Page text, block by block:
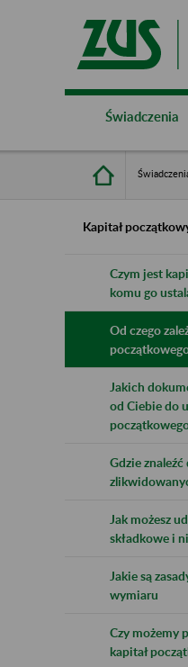
Świadczenia
Kapitał
Czym jest
komu go
Od czego
Jakich
od Ciebie do
Gdzie
Jak możesz
składkowe i
Jakie są
wymiaru
Czy możemy
kapitał